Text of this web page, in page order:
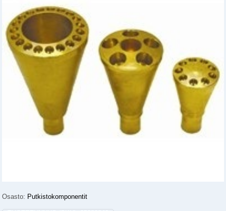
Osasto: Putkistokomponentit